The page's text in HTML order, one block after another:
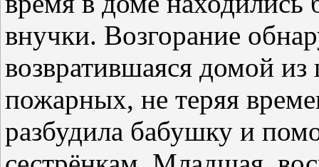
внучки. Возгорание
возвратившаяся домой
пожарных, не теряя
разбудила бабушку и